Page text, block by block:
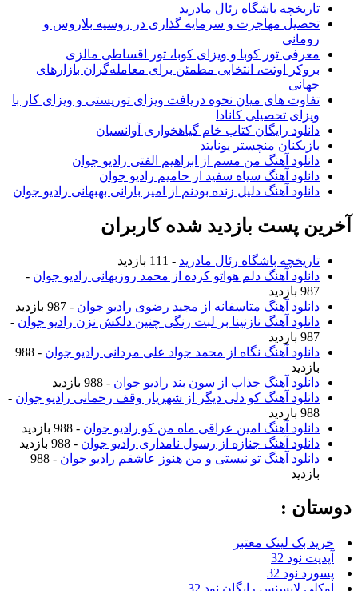
تاریخچه باشگاه رئال مادرید
تحصیل مهاجرت و سرمایه گذاری در روسیه بلاروس و
رومانی
معرفی تور کوبا و ویزای کوبا، تور اقساطی مالزی
بروکر اوتت، انتخابی مطمئن برای معامله‌گران بازارهای
جهانی
تفاوت های میان نحوه دریافت ویزای توریستی و ویزای کار با
ویزای تحصیلی کانادا
دانلود رایگان کتاب خام گیاهخواری آوانسیان
بازیکنان منچستر یونایتد
دانلود آهنگ من مسم از ابراهیم الفتی رادیو جوان
دانلود آهنگ سیاه سفید از حامیم رادیو جوان
دانلود آهنگ دلیل زنده بودنم از امیر بارانی بهبهانی رادیو جوان
آخرین پست بازدید شده کاربران
تاریخچه باشگاه رئال مادرید - 111 بازدید
دانلود آهنگ دلم هواتو کرده از محمد روزبهانی رادیو جوان -
987 بازدید
دانلود آهنگ متاسفانه از مجید رضوی رادیو جوان - 987 بازدید
دانلود آهنگ نازنینا بر لبت رنگی چنین دلکش نزن رادیو جوان -
987 بازدید
دانلود آهنگ نگاه از محمد جواد علی مردانی رادیو جوان
- 988
بازدید
دانلود آهنگ جذاب از سون بند رادیو جوان - 988 بازدید
دانلود آهنگ کو دلی دیگر از شهریار وقف رحمانی رادیو جوان -
988 بازدید
دانلود آهنگ امین عراقی ماه من کو رادیو جوان - 988 بازدید
دانلود آهنگ جنازه از رسول نامداری رادیو جوان - 988 بازدید
دانلود آهنگ تو نیستی و من هنوز عاشقم رادیو جوان
- 988
بازدید
دوستان :
خرید بک لینک معتبر
آپدیت نود 32
پسورد نود 32